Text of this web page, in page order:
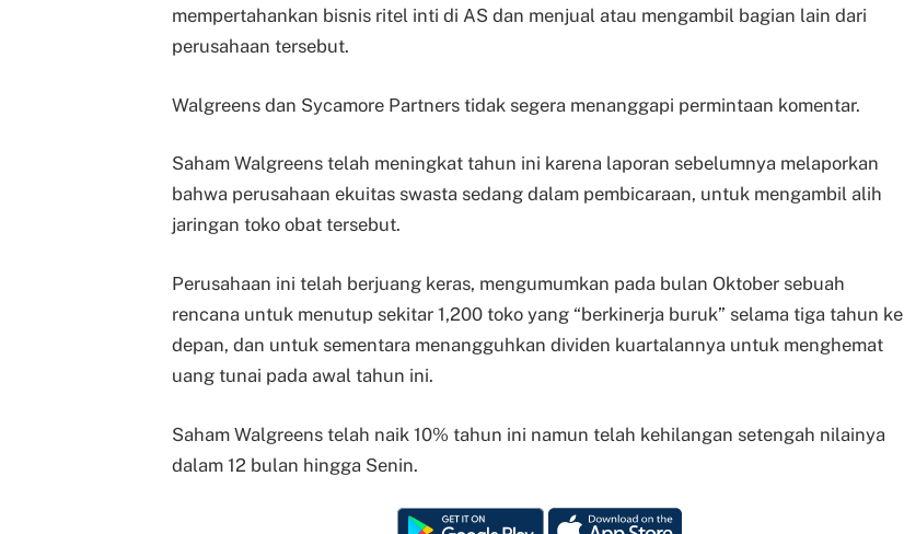
mempertahankan bisnis ritel inti di AS dan menjual atau mengambil bagian lain dari
perusahaan tersebut.
Walgreens dan Sycamore Partners tidak segera menanggapi permintaan komentar.
Saham Walgreens telah meningkat tahun ini karena laporan sebelumnya melaporkan
bahwa perusahaan ekuitas swasta sedang dalam pembicaraan, untuk mengambil alih
jaringan toko obat tersebut.
Perusahaan ini telah berjuang keras, mengumumkan pada bulan Oktober sebuah
rencana untuk menutup sekitar 1,200 toko yang “berkinerja buruk” selama tiga tahun ke
depan, dan untuk sementara menangguhkan dividen kuartalannya untuk menghemat
uang tunai pada awal tahun ini.
Saham Walgreens telah naik 10% tahun ini namun telah kehilangan setengah nilainya
dalam 12 bulan hingga Senin.